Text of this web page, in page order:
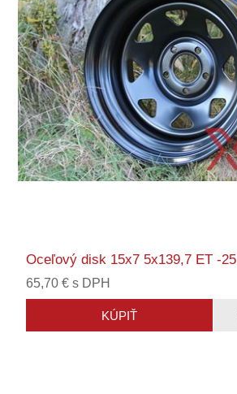
Oceľový disk 15x7 5x139,7 ET -25
65,70 € s DPH